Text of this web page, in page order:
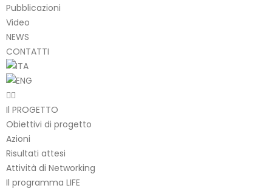
Pubblicazioni
Video
NEWS
CONTATTI
Il PROGETTO
Obiettivi di progetto
Azioni
Risultati attesi
Attività di Networking
Il programma LIFE